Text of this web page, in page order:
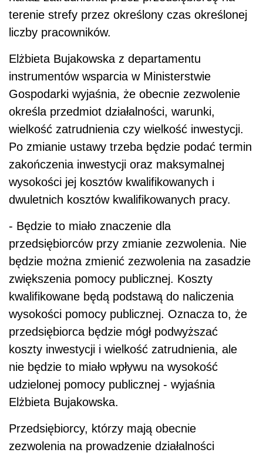
terenie strefy przez określony czas określonej
liczby pracowników.
Elżbieta Bujakowska z departamentu
instrumentów wsparcia w Ministerstwie
Gospodarki wyjaśnia, że obecnie zezwolenie
określa przedmiot działalności, warunki,
wielkość zatrudnienia czy wielkość inwestycji.
Po zmianie ustawy trzeba będzie podać termin
zakończenia inwestycji oraz maksymalnej
wysokości jej kosztów kwalifikowanych i
dwuletnich kosztów kwalifikowanych pracy.
- Będzie to miało znaczenie dla
przedsiębiorców przy zmianie zezwolenia. Nie
będzie można zmienić zezwolenia na zasadzie
zwiększenia pomocy publicznej. Koszty
kwalifikowane będą podstawą do naliczenia
wysokości pomocy publicznej. Oznacza to, że
przedsiębiorca będzie mógł podwyższać
koszty inwestycji i wielkość zatrudnienia, ale
nie będzie to miało wpływu na wysokość
udzielonej pomocy publicznej - wyjaśnia
Elżbieta Bujakowska.
Przedsiębiorcy, którzy mają obecnie
zezwolenia na prowadzenie działalności